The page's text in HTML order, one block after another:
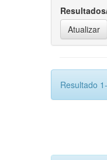
Resultado